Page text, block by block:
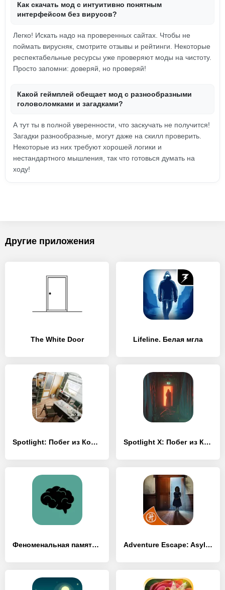
Как скачать мод с интуитивно понятным
интерфейсом без вирусов?
Легко! Искать надо на проверенных сайтах. Чтобы не
поймать вирусняк, смотрите отзывы и рейтинги. Некоторые
респектабельные ресурсы уже проверяют моды на чистоту.
Просто запомни: доверяй, но проверяй!
Какой геймплей обещает мод с разнообразными
головоломками и загадками?
А тут ты в полной уверенности, что заскучать не получится!
Загадки разнообразные, могут даже на скилл проверить.
Некоторые из них требуют хорошей логики и
нестандартного мышления, так что готовься думать на
ходу!
Другие приложения
The White Door Lifeline. Белая мгла
Spotlight: Побег из Комнаты Spotlight X: Побег из Комнаты
Феноменальная память – развитие мозга и памяти Adventure Escape: Asylum